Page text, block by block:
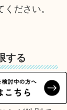
ださい。
する
色以内